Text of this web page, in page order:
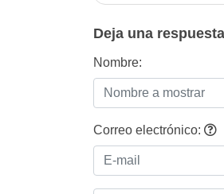
de
entradas
Deja una respuesta
Nombre:
Correo electrónico: